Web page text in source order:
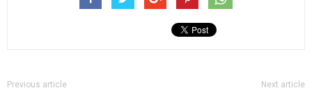
Previous article Next article